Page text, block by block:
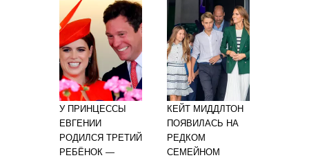
У ПРИНЦЕССЫ
ЕВГЕНИИ
РОДИЛСЯ ТРЕТИЙ
РЕБЁНОК —
КЕЙТ МИДДЛТОН
ПОЯВИЛАСЬ НА
РЕДКОМ
СЕМЕЙНОМ